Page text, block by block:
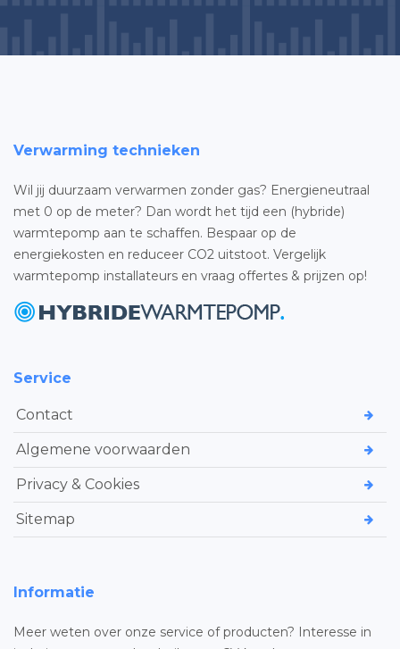
Verwarming technieken
Wil jij duurzaam verwarmen zonder gas? Energieneutraal
met 0 op de meter? Dan wordt het tijd een (hybride)
warmtepomp aan te schaffen. Bespaar op de
energiekosten en reduceer CO2 uitstoot. Vergelijk
warmtepomp installateurs en vraag offertes & prijzen op!
Service
Contact
Algemene voorwaarden
Privacy & Cookies
Sitemap
Informatie
Meer weten over onze service of producten? Interesse in